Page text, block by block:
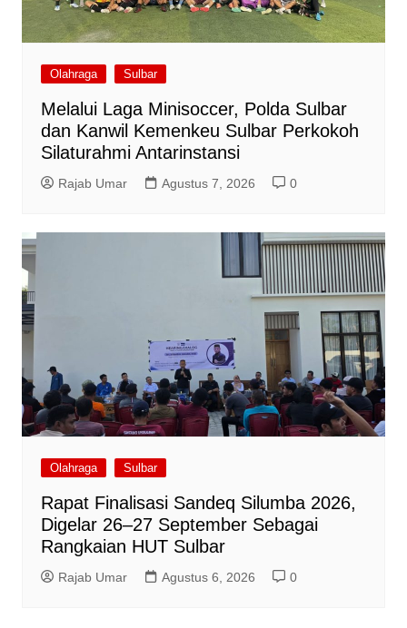
Olahraga Sulbar
Melalui Laga Minisoccer, Polda Sulbar
dan Kanwil Kemenkeu Sulbar Perkokoh
Silaturahmi Antarinstansi
Rajab Umar Agustus 7, 2026 0
Olahraga Sulbar
Rapat Finalisasi Sandeq Silumba 2026,
Digelar 26–27 September Sebagai
Rangkaian HUT Sulbar
Rajab Umar Agustus 6, 2026 0